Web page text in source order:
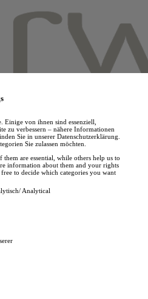
Einige von ihnen sind essenziell,
zu verbessern – nähere Informationen
Sie in unserer Datenschutzerklärung.
Sie zulassen möchten.
are essential, while others help us to
information about them and your rights
to decide which categories you want
Analytical